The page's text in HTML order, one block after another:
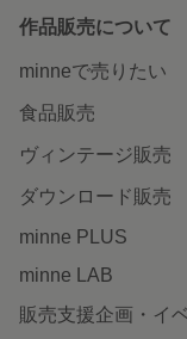
作品販売について
minneで売りたい
食品販売
ヴィンテージ販売
ダウンロード販売
minne PLUS
minne LAB
販売支援企画・イ